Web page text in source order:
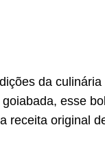
da
esse
receita original